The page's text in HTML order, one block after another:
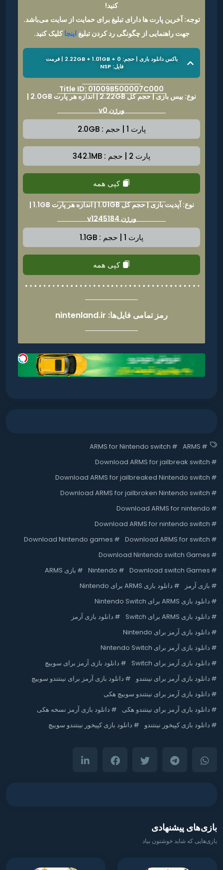
کنید!
توجه: آخرین پارت ها دارای تبلیغ برای حمایت از سایت می‌باشد.
جهت راهنمایی از چگونگی رد کردن تبلیغ اینجاکلیک کنید.
باکس دانلود بازی | حجم: 2.22GB + 1.01GB + 0 | فرمت
فایل: NSP
Title ID: 01009B500007C000
نوع: بیس بازی | حجم کل 2.22GB | اندازه هر پارت 2.0GB |
ورژن v0
پارت 1 | حجم : 2.0GB
پارت 2 | حجم : 342.1MB
کپی همه
نوع: آپدیت بازی | حجم کل 1.01GB | اندازه هر پارت 1.1GB |
ورژن v1245184
پارت 1 | حجم : 1.1GB
کپی همه
رمز تمامی فایل‌ها: nintenland.ir
#
ARMS
#
ARMS for Nintendo switch
#
Download ARMS for jailbreak switch
#
Download ARMS for jailbreaked Nintendo switch
#
Download ARMS for jailbroken Nintendo switch
#
Download ARMS for nintendo
#
Download ARMS for nintendo switch
#
Download ARMS for switch
#
Download Nintendo games
#
Download Nintendo switch Games
#
Download switch Games
#
Nintendo
# بازی ARMS
# بازی آرمز # دانلود بازی ARMS برای Nintendo
# دانلود بازی ARMS برای Nintendo Switch
# دانلود بازی ARMS برای Switch # دانلود بازی آرمز
# دانلود بازی آرمز برای Nintendo
# دانلود بازی آرمز برای Nintendo Switch
# دانلود بازی آرمز برای Switch # دانلود بازی آرمز برای سوییچ
# دانلود بازی آرمز برای نینتندو # دانلود بازی آرمز برای نینتندو سوییچ
# دانلود بازی آرمز برای نینتندو سوییچ هکی
# دانلود بازی آرمز برای نینتندو هکی # دانلود بازی آرمز نسخه هکی
# دانلود بازی کپیخور نینتندو # دانلود بازی کپیخور نینتندو سوییچ
بازی‌های پیشنهادی
بازی‌هایی که شاید خوشتون بیاد